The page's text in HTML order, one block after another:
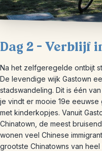
Dag 2 – Verblijf
Na het zelfgeregelde ontbijt
De levendige wijk Gastown
stadswandeling. Dit is één
je vindt er mooie 19e
met kinderkopjes. Vanuit
Chinatown, de meest
wonen veel Chinese
grootste Chinatowns van